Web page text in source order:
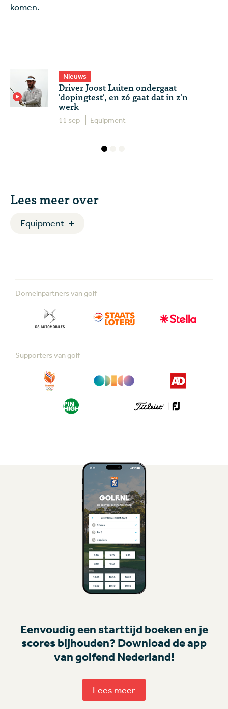
komen.
Nieuws
Driver Joost Luiten ondergaat
'dopingtest', en zó gaat dat in z'n
werk
11 sep Equipment
Lees meer over
Equipment
Domeinpartners van golf
Supporters van golf
Eenvoudig een starttijd boeken en je
scores bijhouden? Download de app
van golfend Nederland!
Lees meer